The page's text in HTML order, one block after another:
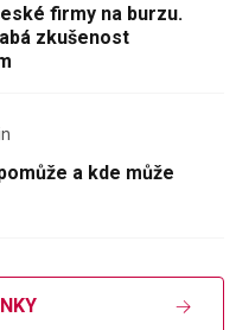
firmy na burzu.
zkušenost
a kde může